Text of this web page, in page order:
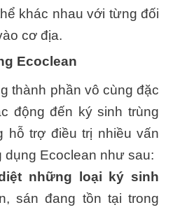
khác nhau với từng đối
cơ địa.
Ecoclean
thành phần vô cùng đặc
động đến ký sinh trùng
hỗ trợ điều trị nhiều vấn
dụng Ecoclean như sau:
những loại ký sinh
sán đang tồn tại trong